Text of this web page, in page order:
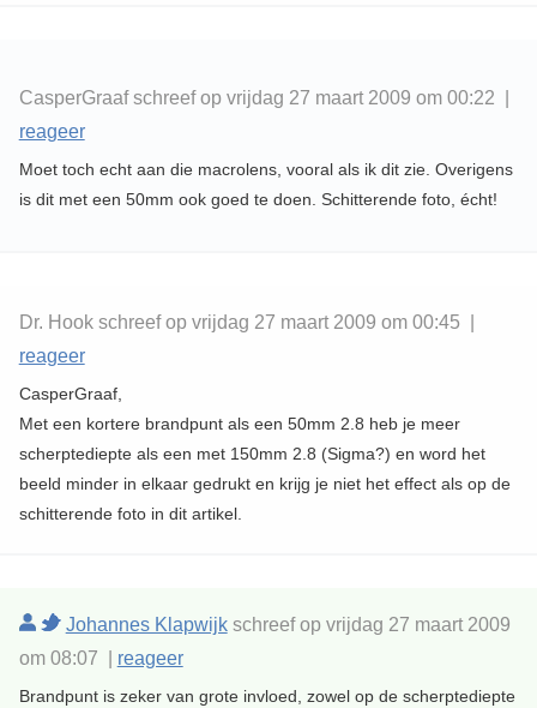
CasperGraaf schreef op vrijdag 27 maart 2009 om 00:22 |
reageer
Moet toch echt aan die macrolens, vooral als ik dit zie. Overigens
is dit met een 50mm ook goed te doen. Schitterende foto, écht!
Dr. Hook schreef op vrijdag 27 maart 2009 om 00:45 |
reageer
CasperGraaf,
Met een kortere brandpunt als een 50mm 2.8 heb je meer
scherptediepte als een met 150mm 2.8 (Sigma?) en word het
beeld minder in elkaar gedrukt en krijg je niet het effect als op de
schitterende foto in dit artikel.
Johannes Klapwijkschreef op vrijdag 27 maart 2009
om 08:07 | reageer
Brandpunt is zeker van grote invloed, zowel op de scherptediepte